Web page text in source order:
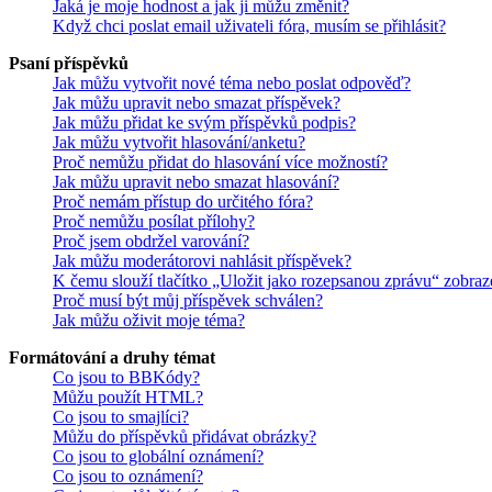
Jaká je moje hodnost a jak ji můžu změnit?
Když chci poslat email uživateli fóra, musím se přihlásit?
Psaní příspěvků
Jak můžu vytvořit nové téma nebo poslat odpověď?
Jak můžu upravit nebo smazat příspěvek?
Jak můžu přidat ke svým příspěvků podpis?
Jak můžu vytvořit hlasování/anketu?
Proč nemůžu přidat do hlasování více možností?
Jak můžu upravit nebo smazat hlasování?
Proč nemám přístup do určitého fóra?
Proč nemůžu posílat přílohy?
Proč jsem obdržel varování?
Jak můžu moderátorovi nahlásit příspěvek?
K čemu slouží tlačítko „Uložit jako rozepsanou zprávu“
Proč musí být můj příspěvek schválen?
Jak můžu oživit moje téma?
Formátování a druhy témat
Co jsou to BBKódy?
Můžu použít HTML?
Co jsou to smajlíci?
Můžu do příspěvků přidávat obrázky?
Co jsou to globální oznámení?
Co jsou to oznámení?